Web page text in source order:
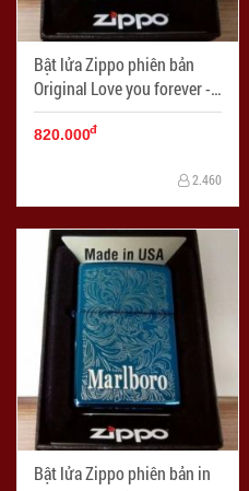
Bật lửa Zippo phiên bản
Original Love you forever -
Mã SP: ZPC0579
820.000đ
2.460
Bật lửa Zippo phiên bản in